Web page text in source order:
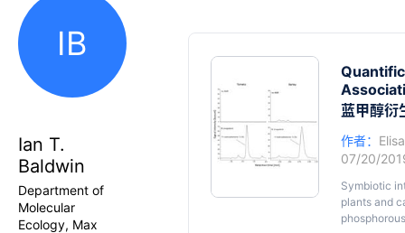
IB
Ian T.
Baldwin
Department of
Molecular
Ecology, Max
蓝甲醇衍
作者：
07/20/
Symbiotic
plants and